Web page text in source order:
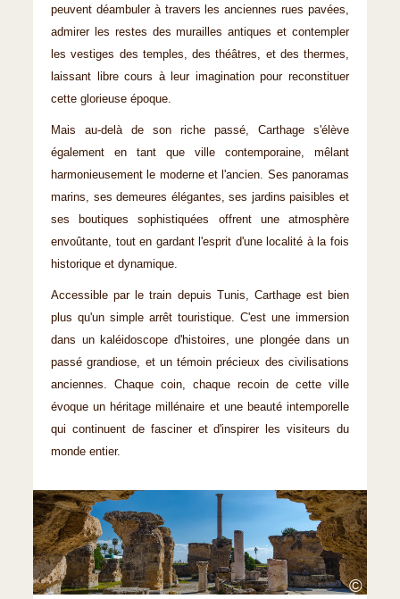
peuvent déambuler à travers les anciennes rues pavées,
admirer les restes des murailles antiques et contempler
les vestiges des temples, des théâtres, et des thermes,
laissant libre cours à leur imagination pour reconstituer
cette glorieuse époque.
Mais au-delà de son riche passé, Carthage s'élève
également en tant que ville contemporaine, mêlant
harmonieusement le moderne et l'ancien. Ses panoramas
marins, ses demeures élégantes, ses jardins paisibles et
ses boutiques sophistiquées offrent une atmosphère
envoûtante, tout en gardant l'esprit d'une localité à la fois
historique et dynamique.
Accessible par le train depuis Tunis, Carthage est bien
plus qu'un simple arrêt touristique. C'est une immersion
dans un kaléidoscope d'histoires, une plongée dans un
passé grandiose, et un témoin précieux des civilisations
anciennes. Chaque coin, chaque recoin de cette ville
évoque un héritage millénaire et une beauté intemporelle
qui continuent de fasciner et d'inspirer les visiteurs du
monde entier.
©